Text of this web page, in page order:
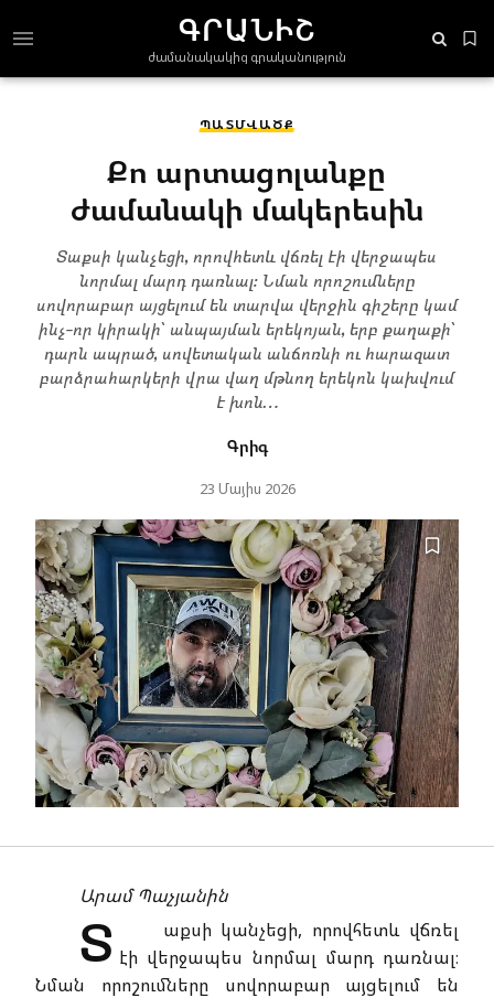
ԳՐԱՆԻՇ
ժամանակակից գրականություն
ՊԱՏՄՎԱԾՔ
Քո արտացոլանքը
ժամանակի մակերեսին
Տաքսի կանչեցի, որովհետև վճռել էի վերջապես
նորմալ մարդ դառնալ։ Նման որոշումները
սովորաբար այցելում են տարվա վերջին գիշերը կամ
ինչ-որ կիրակի՝ անպայման երեկոյան, երբ քաղաքի՝
դարն ապրած, սովետական անճոռնի ու հարազատ
բարձրահարկերի վրա վաղ մթնող երեկոն կախվում
է խոն…
Գրիգ
23 Մայիս 2026
Արամ Պաչյանին
Տ
աքսի կանչեցի, որովհետև վճռել
էի վերջապես նորմալ մարդ դառնալ։
Նման որոշումները սովորաբար այցելում են